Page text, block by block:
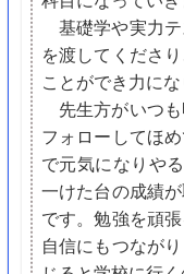
基礎学や実力
を渡してくださ
ことができ力にな
先生方がいつ
フォローしてほ
で元気になりや
一けた台の成績
です。勉強を頑
自信にもつなが